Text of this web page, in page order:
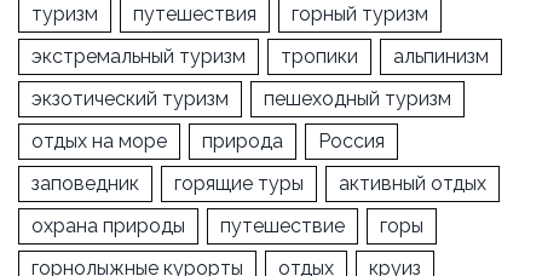
туризм путешествия
горный туризм
экстремальный туризм
тропики
альпинизм
экзотический туризм
пешеходный туризм
отдых на море
природа
Россия
заповедник
горящие туры
активный отдых
охрана природы
путешествие
горы
горнолыжные курорты
отдых круиз